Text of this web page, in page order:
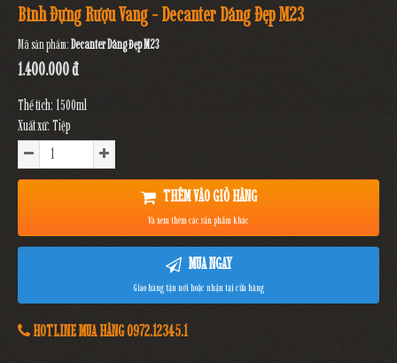
Bình Đựng Rượu Vang - Decanter Dáng Đẹp M23
Mã sản phẩm:Decanter Dáng Đẹp M23
1.400.000 đ
Thể tích: 1500ml
Xuất xứ: Tiệp
THÊM VÀO GIỎ HÀNG
Và xem thêm các sản phẩm khác
MUA NGAY
Giao hàng tận nơi hoặc nhận tại cửa hàng
HOTLINE MUA HÀNG 0972.12345.1